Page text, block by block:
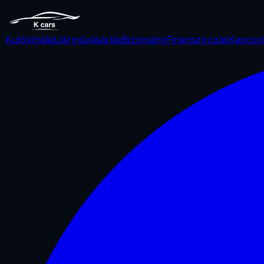
AutókínálatJárművásárlásBizományFinanszírozás